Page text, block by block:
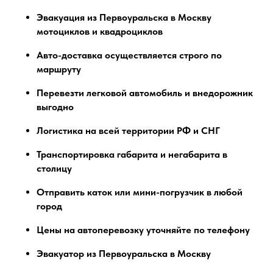
Эвакуация из Первоуральска в Москву
мотоциклов и квадроциклов
Авто-доставка осуществляется строго по
маршруту
Перевезти легковой автомобиль и внедорожник
выгодно
Логистика на всей территории РФ и СНГ
Транспортировка габарита и негабарита в
столицу
Отправить каток или мини-погрузчик в любой
город
Цены на автоперевозку уточняйте по телефону
Эвакуатор из Первоуральска в Москву